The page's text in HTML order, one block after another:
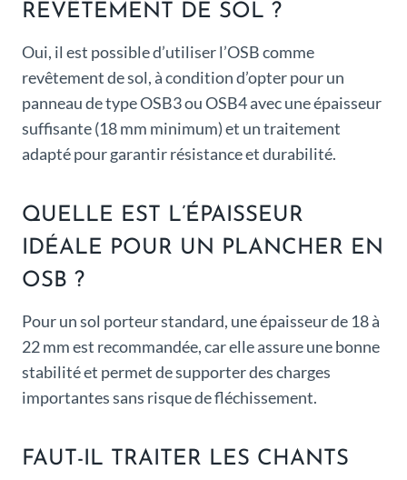
REVÊTEMENT DE SOL ?
Oui, il est possible d’utiliser l’OSB comme
revêtement de sol, à condition d’opter pour un
panneau de type OSB3 ou OSB4 avec une épaisseur
suffisante (18 mm minimum) et un traitement
adapté pour garantir résistance et durabilité.
QUELLE EST L’ÉPAISSEUR
IDÉALE POUR UN PLANCHER EN
OSB ?
Pour un sol porteur standard, une épaisseur de 18 à
22 mm est recommandée, car elle assure une bonne
stabilité et permet de supporter des charges
importantes sans risque de fléchissement.
FAUT-IL TRAITER LES CHANTS